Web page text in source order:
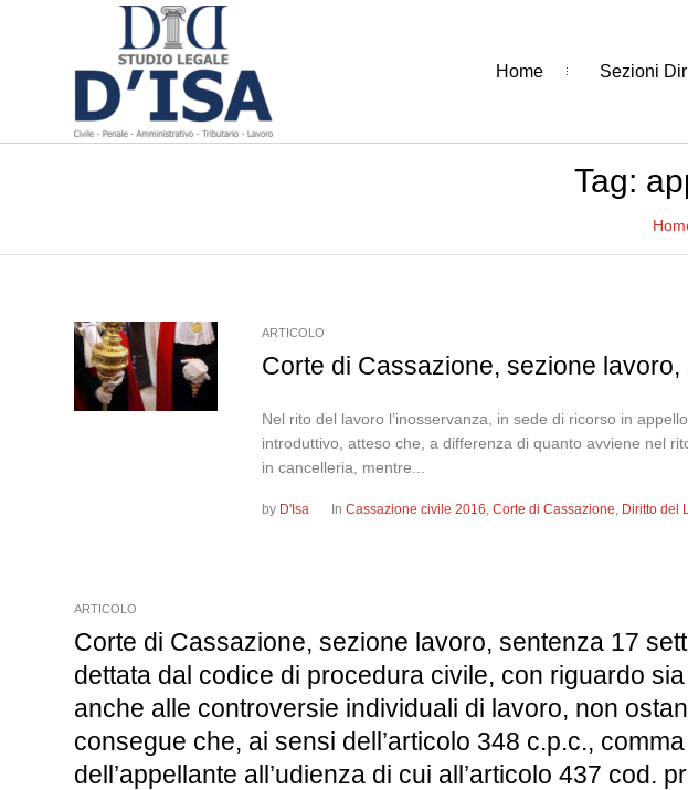
Home Sezioni
Tag:
ARTICOLO
Corte di Cassazione, sezione
Nel rito del lavoro l’inosservanza, in sede di ricorso in
introduttivo, atteso che, a differenza di quanto avviene nel
in cancelleria, mentre...
by D'Isa InCassazione civile 2016,Corte di Cassazione, Diritto del
ARTICOLO
Corte di Cassazione, sezione lavoro, sentenza 17
dettata dal codice di procedura civile, con riguardo
anche alle controversie individuali di lavoro, non
consegue che, ai sensi dell’articolo 348 c.p.c.,
dell’appellante all’udienza di cui all’articolo 437